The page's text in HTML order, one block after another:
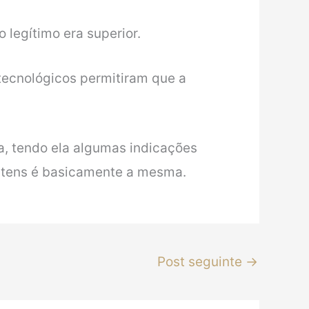
legítimo era superior.
permitiram que a
tendo ela algumas indicações
é basicamente a mesma.
Post seguinte →